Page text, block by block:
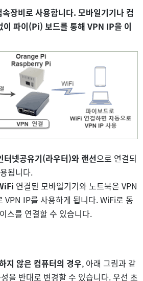
장비로 사용합니다. 모바일기기나 컴
이 파이(Pi) 보드를 통해 VPN IP을 이
넷공유기(라우터)와 랜선으로 연결되
됩니다.
연결된 모바일기기와 노트북은 VPN
VPN IP를 사용하게 됩니다. WiFi로 동
스를 연결할 수 있습니다.
지 않은 컴퓨터의 경우, 아래 그림과 같
을 반대로 변경할 수 있습니다. 우선 초